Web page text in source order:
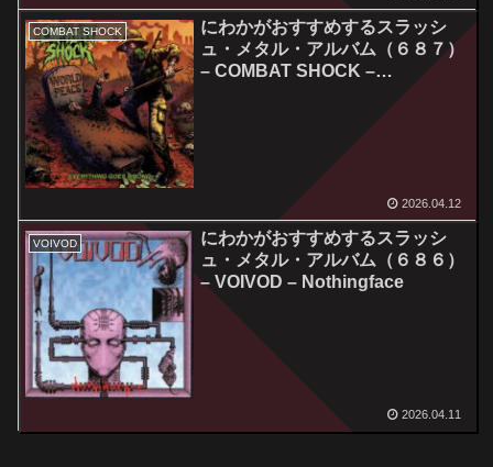
COMBAT SHOCK
にわかがおすすめするスラッシ
ュ・メタル・アルバム（６８７）
– COMBAT SHOCK –
Everything Goes Wrong
2026.04.12
VOIVOD
にわかがおすすめするスラッシ
ュ・メタル・アルバム（６８６）
– VOIVOD – Nothingface
2026.04.11